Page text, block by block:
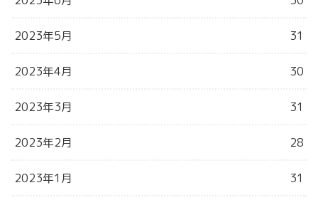
2023年5月 31
2023年4月 30
2023年3月 31
2023年2月 28
2023年1月 31